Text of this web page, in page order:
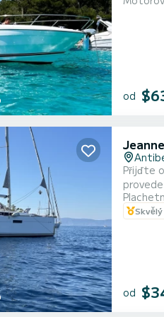
od
Přijďte
Pro rok
od